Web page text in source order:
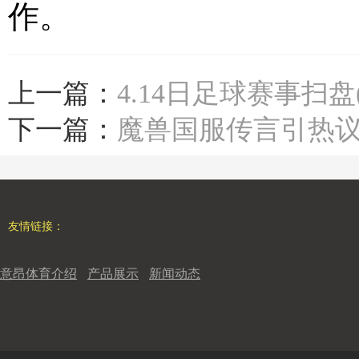
作。
上一篇： 4.14日足球赛事扫
下一篇： 魔兽国服传言引热
友情链接：
意昂体育介绍 产品展示 新闻动态